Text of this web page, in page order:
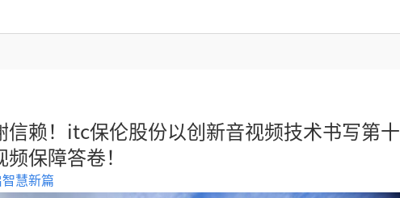
AI全数字会议系统
信赖！itc保伦股份以创新音视频技术书写第十
保障答卷！
慧新篇